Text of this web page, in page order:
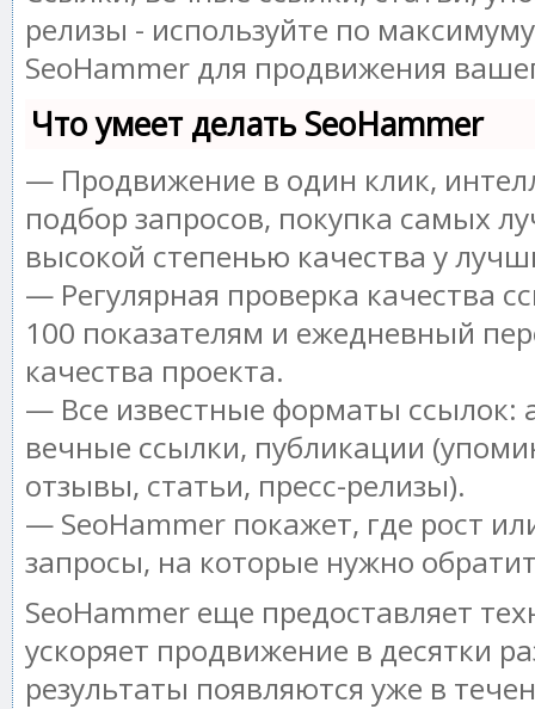
релизы - используйте по
SeoHammer для продвижения
Что умеет делать SeoHammer
— Продвижение в один клик,
подбор запросов, покупка самых
высокой степенью качества у
— Регулярная проверка качества
100 показателям и ежедневный
качества проекта.
— Все известные форматы ссылок:
вечные ссылки, публикации
отзывы, статьи, пресс-релизы).
— SeoHammer покажет, где рост
запросы, на которые нужно
SeoHammer еще предоставляет
ускоряет продвижение в десятки
результаты появляются уже в